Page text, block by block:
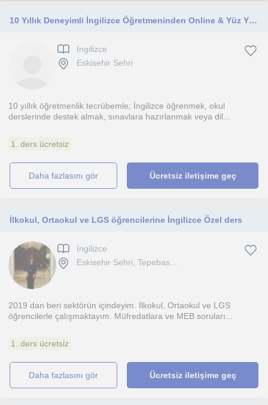
10 Yıllık Deneyimli İngilizce Öğretmeninden Online & Yüz Yüze Özel Ders | Dil Sınıfı Hazırlık
Ingilizce
Eskisehir Sehri
10 yıllık öğretmenlik tecrübemle; İngilizce öğrenmek, okul
derslerinde destek almak, sınavlara hazırlanmak veya dil...
1. ders ücretsiz
daha fazlasını gör Ücretsiz iletişime geç
İlkokul, Ortaokul ve LGS öğrencilerine İngilizce Özel ders
Ingilizce
Eskisehir Sehri, Tepebas...
2019 dan beri sektörün içindeyim. İlkokul, Ortaokul ve LGS
öğrencilerle çalışmaktayım. Müfredatlara ve MEB soruları...
1. ders ücretsiz
daha fazlasını gör Ücretsiz iletişime geç